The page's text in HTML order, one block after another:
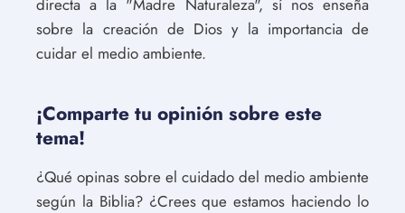
sobre la creación de Dios y la importancia de
cuidar el medio ambiente.
¡Comparte tu opinión sobre este
tema!
¿Qué opinas sobre el cuidado del medio ambiente
según la Biblia? ¿Crees que estamos haciendo lo